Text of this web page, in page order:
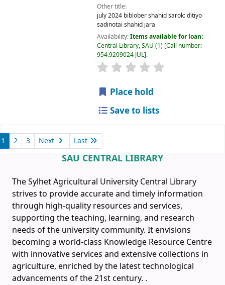
Other title:
july 2024 biblober shahid sarok: ditiyo
sadinotai shahid jara
Availability:Items available for loan:
Central Library, SAU (1) Call number:
954.9209024 JUL .
Place hold
Save to lists
1 2 3 Next Last
SAU CENTRAL LIBRARY
The Sylhet Agricultural University Central Library
strives to provide accurate and timely information
through high-quality resources and services,
supporting the teaching, learning, and research
needs of the university community. It envisions
becoming a world-class Knowledge Resource Centre
with innovative services and extensive collections in
agriculture, enriched by the latest technological
advancements of the 21st century. .